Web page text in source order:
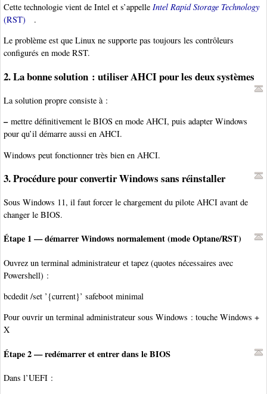
Cette technologie vient de Intel et s’appelle Intel Rapid Storage Technology
(RST)
.
Le problème est que Linux ne supporte pas toujours les contrôleurs
configurés en mode RST.
2. La bonne solution : utiliser AHCI pour les deux systèmes
La solution propre consiste à :
–mettre définitivement le BIOS en mode AHCI, puis adapter Windows
pour qu’il démarre aussi en AHCI.
Windows peut fonctionner très bien en AHCI.
3. Procédure pour convertir Windows sans réinstaller
Sous Windows 11, il faut forcer le chargement du pilote AHCI avant de
changer le BIOS.
Étape 1 — démarrer Windows normalement (mode Optane/RST)
Ouvrez un terminal administrateur et tapez (quotes nécessaires avec
Powershell) :
bcdedit /set ’{current}’ safeboot minimal
Pour ouvrir un terminal administrateur sous Windows : touche Windows +
X
Étape 2 — redémarrer et entrer dans le BIOS
Dans l’UEFI :